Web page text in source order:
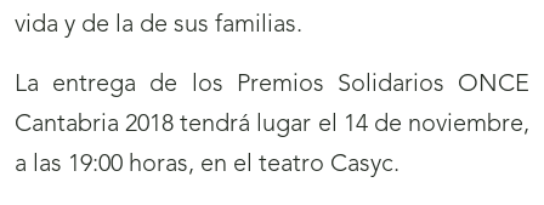
vida y de la de sus familias.
La entrega de los Premios Solidarios ONCE
Cantabria 2018 tendrá lugar el 14 de noviembre,
a las 19:00 horas, en el teatro Casyc.